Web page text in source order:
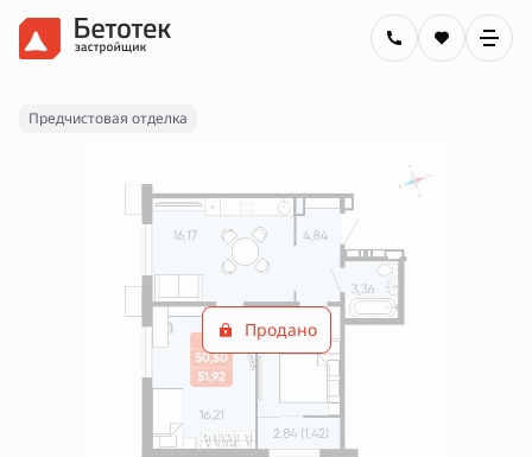
2-комнатная51.92 м Цена по запросу
Ипотекаот 29 880 руб.
Предчистовая отделка
Продано